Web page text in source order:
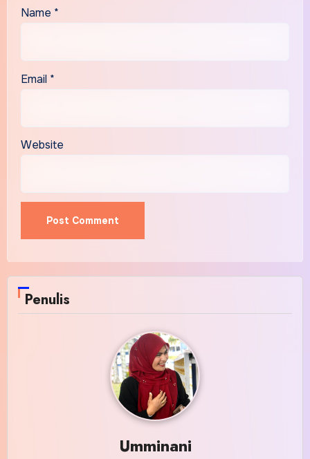
Name *
Email *
Website
Penulis
Umminani